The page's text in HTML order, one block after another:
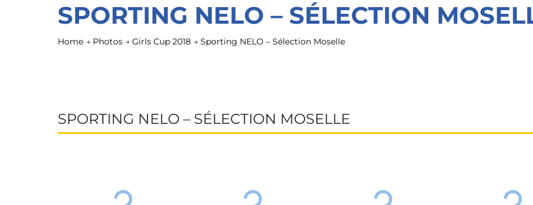
SPORTING NELO – SÉLECTION
Home → Photos → Girls Cup 2018 → Sporting NELO – Sélection Moselle
SPORTING NELO – SÉLECTION MOSELLE